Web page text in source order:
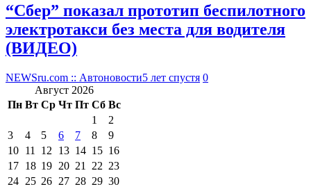
“Сбер” показал прототип беспилотного
электротакси без места для водителя
(ВИДЕО)
NEWSru.com :: Автоновости5 лет спустя 0
Август 2026
Пн Вт Ср Чт Пт Сб Вс
1
2
3
4 5 6 7 8
9
10 11 12 13 14 15 16
17 18 19 20 21 22 23
24 25 26 27 28 29 30